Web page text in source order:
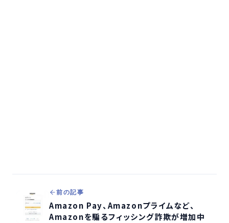
前の記事
Amazon Pay、Amazonプライムなど、
Amazonを騙るフィッシング詐欺が増加中